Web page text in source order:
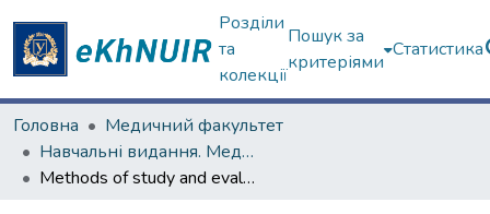
Розділи
та
колекції
Пошук за
критеріями
Статистика
Головна
Медичний факультет
Навчальні видання. Медичний факультет
Methods of study and evaluation of natural movement indicators : methodical recommendations to prepare 3rd–4th year students for practical classes Discipline «Social Medicine, organization of health care» [Electronic resourсe]